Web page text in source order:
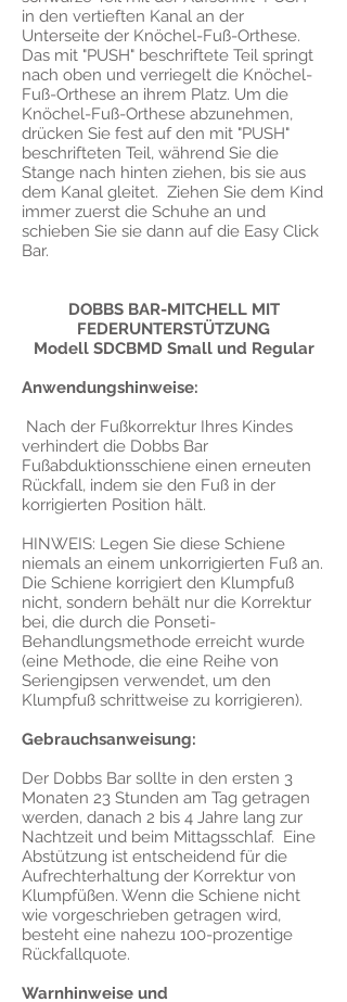
in den vertieften Kanal an der
Unterseite der Knöchel-Fuß-Orthese.
Das mit "PUSH" beschriftete Teil springt
nach oben und verriegelt die Knöchel-
Fuß-Orthese an ihrem Platz. Um die
Knöchel-Fuß-Orthese abzunehmen,
drücken Sie fest auf den mit "PUSH"
beschrifteten Teil, während Sie die
Stange nach hinten ziehen, bis sie aus
dem Kanal gleitet. Ziehen Sie dem Kind
immer zuerst die Schuhe an und
schieben Sie sie dann auf die Easy Click
Bar.
DOBBS BAR-MITCHELL MIT
FEDERUNTERSTÜTZUNG
Modell SDCBMD Small und Regular
Anwendungshinweise:
Nach der Fußkorrektur Ihres Kindes
verhindert die Dobbs Bar
Fußabduktionsschiene einen erneuten
Rückfall, indem sie den Fuß in der
korrigierten Position hält.
HINWEIS: Legen Sie diese Schiene
niemals an einem unkorrigierten Fuß an.
Die Schiene korrigiert den Klumpfuß
nicht, sondern behält nur die Korrektur
bei, die durch die Ponseti-
Behandlungsmethode erreicht wurde
(eine Methode, die eine Reihe von
Seriengipsen verwendet, um den
Klumpfuß schrittweise zu korrigieren).
Gebrauchsanweisung:
Der Dobbs Bar sollte in den ersten 3
Monaten 23 Stunden am Tag getragen
werden, danach 2 bis 4 Jahre lang zur
Nachtzeit und beim Mittagsschlaf. Eine
Abstützung ist entscheidend für die
Aufrechterhaltung der Korrektur von
Klumpfüßen. Wenn die Schiene nicht
wie vorgeschrieben getragen wird,
besteht eine nahezu 100-prozentige
Rückfallquote.
Warnhinweise und